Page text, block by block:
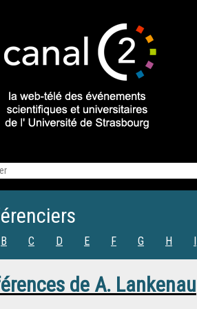
B C D E F G H I
de A. Lankenau